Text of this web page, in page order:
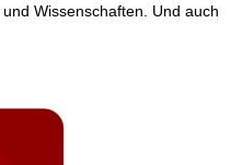
Wissenschaften. Und auch